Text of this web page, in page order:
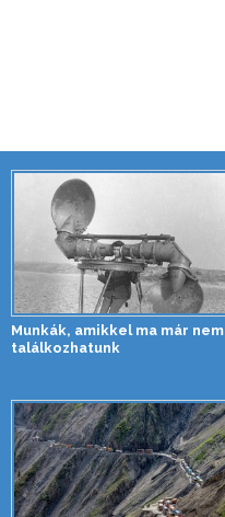
Munkák, amikkel ma már nem
találkozhatunk